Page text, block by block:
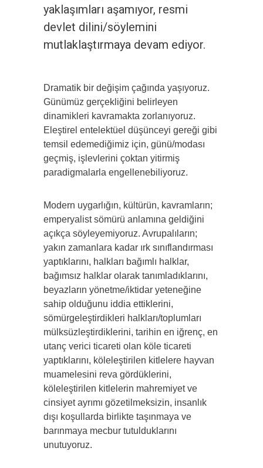
yaklaşımları aşamıyor, resmi
devlet dilini/söylemini
mutlaklaştırmaya devam ediyor.
Dramatik bir değişim çağında yaşıyoruz.
Günümüz ger­çekliğini belirleyen
dinamikleri kavramakta zorlanıyoruz.
Eleşti­rel entelektüel düşünceyi gereği gibi
temsil edemediğimiz için, günü/modası
geçmiş, işlevlerini çoktan yitirmiş
paradigmalarla en­gellenebiliyoruz.
Modern uygarlığın, kültürün, kavramların;
emperya­list sömürü anlamına geldiğini
açıkça söyleyemiyoruz. Avrupalıla­rın;
yakın zamanlara kadar ırk sınıflandırması
yaptıklarını, halkla­rı bağımlı halklar,
bağımsız halklar olarak tanımladıklarını,
beyaz­ların yönetme/iktidar yeteneğine
sahip olduğunu iddia ettiklerini,
sömürgeleştirdikleri halkları/toplumları
mülksüzleştirdiklerini, tarihin en iğrenç, en
utanç verici ticareti olan köle ticareti
yaptıklarını, köleleştirilen kitlelere hayvan
muamelesini reva gördüklerini,
köleleştirilen kitlelerin mahremiyet ve
cinsiyet ay­rımı gözetilmeksizin, insanlık
dışı koşullarda birlikte taşınmaya ve
barınmaya mecbur tutulduklarını
unutuyoruz.